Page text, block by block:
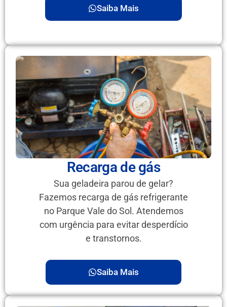
Saiba Mais
Recarga de gás
Sua geladeira parou de gelar?
Fazemos recarga de gás refrigerante
no Parque Vale do Sol. Atendemos
com urgência para evitar desperdício
e transtornos.
Saiba Mais